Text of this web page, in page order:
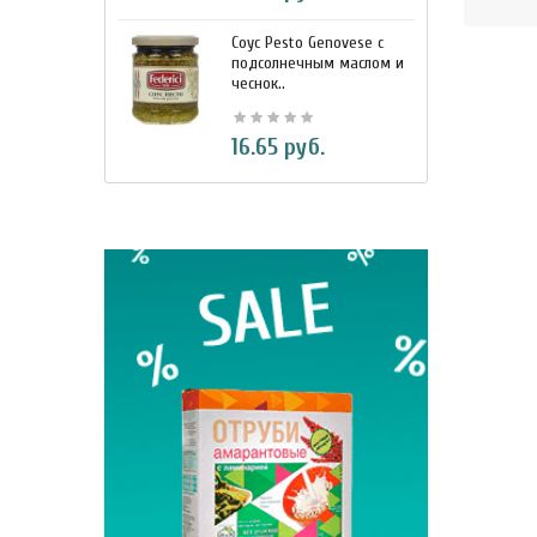
Соус Pesto Genovese c
подсолнечным маслом и
чеснок..
16.65 руб.